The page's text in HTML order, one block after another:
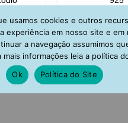
usamos cookies e outros
experiência em nosso site e em
a navegação assumimos
mais informações leia a política
Ok
Política do Site